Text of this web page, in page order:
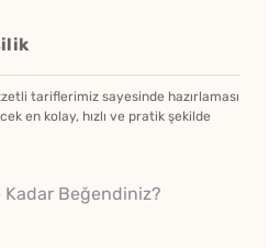
tariflerimiz sayesinde hazırlaması
en kolay, hızlı ve pratik şekilde
Kadar Beğendiniz?